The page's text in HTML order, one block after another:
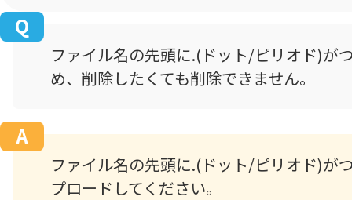
ファイル名の先頭に.(ドット/ピリオド)が
め、削除したくても削除できません。
ファイル名の先頭に.(ドット/ピリオド)が
プロードしてください。